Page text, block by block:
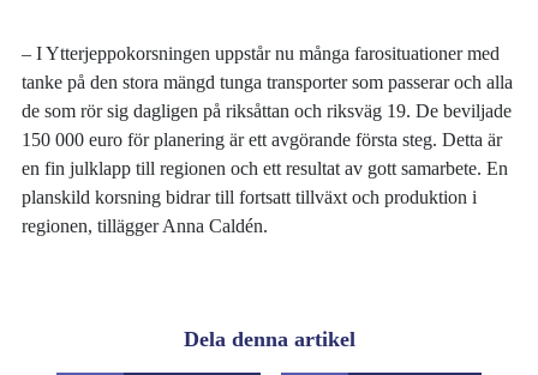
– I Ytterjeppokorsningen uppstår nu många farosituationer med
tanke på den stora mängd tunga transporter som passerar och alla
de som rör sig dagligen på riksåttan och riksväg 19. De beviljade
150 000 euro för planering är ett avgörande första steg. Detta är
en fin julklapp till regionen och ett resultat av gott samarbete. En
planskild korsning bidrar till fortsatt tillväxt och produktion i
regionen, tillägger Anna Caldén.
Dela denna artikel